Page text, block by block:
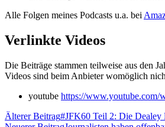
Alle Folgen meines Podcasts u.a. bei
Verlinkte Videos
Die Beiträge stammen teilweise aus den
Videos sind beim Anbieter womöglich
youtube https://www.youtube.com/
Älterer Beitrag#JFK60 Teil 2: Die Dealey